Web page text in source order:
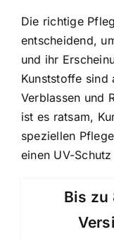
Die richtige
entscheidend,
und ihr
Kunststoffe
Verblassen und
ist es ratsam,
speziellen
einen UV-
Bis zu